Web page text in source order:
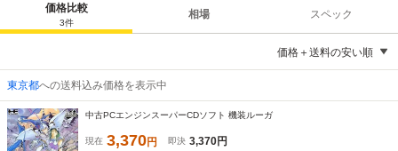
価格比較
3件
相場 スペック
価格＋送料の安い順
東京都への送料込み価格を表示中
中古PCエンジンスーパーCDソフト 機装ルーガ
現在 3,370円 即決 3,370円